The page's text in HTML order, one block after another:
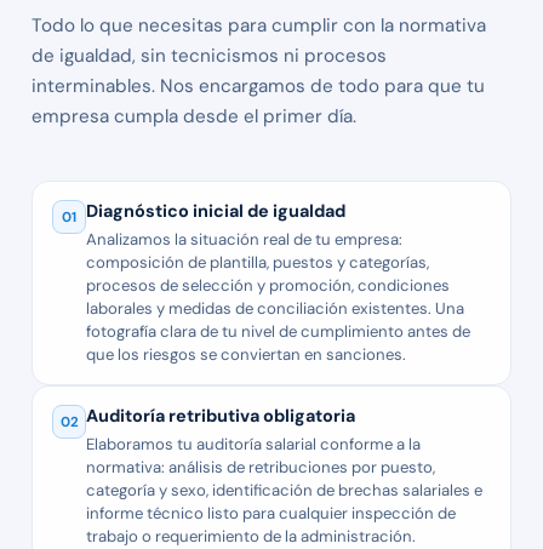
Todo lo que necesitas para cumplir con la normativa
de igualdad, sin tecnicismos ni procesos
interminables. Nos encargamos de todo para que tu
empresa cumpla desde el primer día.
01 Diagnóstico inicial de igualdad
Analizamos la situación real de tu empresa:
composición de plantilla, puestos y categorías,
procesos de selección y promoción, condiciones
laborales y medidas de conciliación existentes. Una
fotografía clara de tu nivel de cumplimiento antes de
que los riesgos se conviertan en sanciones.
02 Auditoría retributiva obligatoria
Elaboramos tu auditoría salarial conforme a la
normativa: análisis de retribuciones por puesto,
categoría y sexo, identificación de brechas salariales e
informe técnico listo para cualquier inspección de
trabajo o requerimiento de la administración.